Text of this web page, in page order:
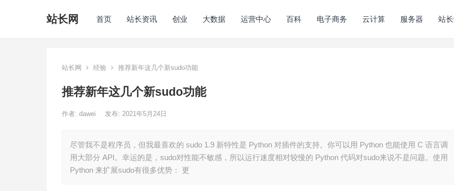
站长网 首页 站长资讯 创业 大数据 运营中心 百科 电子商务 云计算 服务器 站
站长网 经验 推荐新年这几个新sudo功能
推荐新年这几个新sudo功能
作者: dawei 发布: 2021年5月24日
尽管我不是程序员，但我最喜欢的 sudo 1.9 新特性是 Python 对插件的支持。你可以用 Python 也能使用 C 语言调
用大部分 API。幸运的是，sudo对性能不敏感，所以运行速度相对较慢的 Python 代码对sudo来说不是问题。使用
Python 来扩展sudo有很多优势： 更